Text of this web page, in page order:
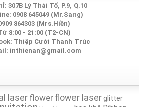
307B Lý Thái Tổ, P.9, Q.10
0908 645049 (Mr.Sang)
864303 (Mrs.Hiền)
8:00 - 21:00 (T2-CN)
Thiệp Cưới Thanh Trúc
inthienan@gmail.com
laserflower flower laserglitter